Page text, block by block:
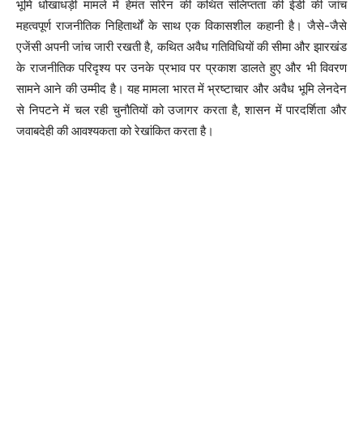
भूमि धोखाधड़ी मामले में हेमंत सोरेन की कथित संलिप्तता की ईडी की जांच
महत्वपूर्ण राजनीतिक निहितार्थों के साथ एक विकासशील कहानी है। जैसे-जैसे
एजेंसी अपनी जांच जारी रखती है, कथित अवैध गतिविधियों की सीमा और झारखंड
के राजनीतिक परिदृश्य पर उनके प्रभाव पर प्रकाश डालते हुए और भी विवरण
सामने आने की उम्मीद है। यह मामला भारत में भ्रष्टाचार और अवैध भूमि लेनदेन
से निपटने में चल रही चुनौतियों को उजागर करता है, शासन में पारदर्शिता और
जवाबदेही की आवश्यकता को रेखांकित करता है।